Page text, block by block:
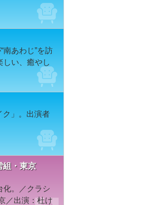
あわじ”を訪
しい、癒やし
ク」。出演者
組・東京
化。／クラシ
／出演：杜け